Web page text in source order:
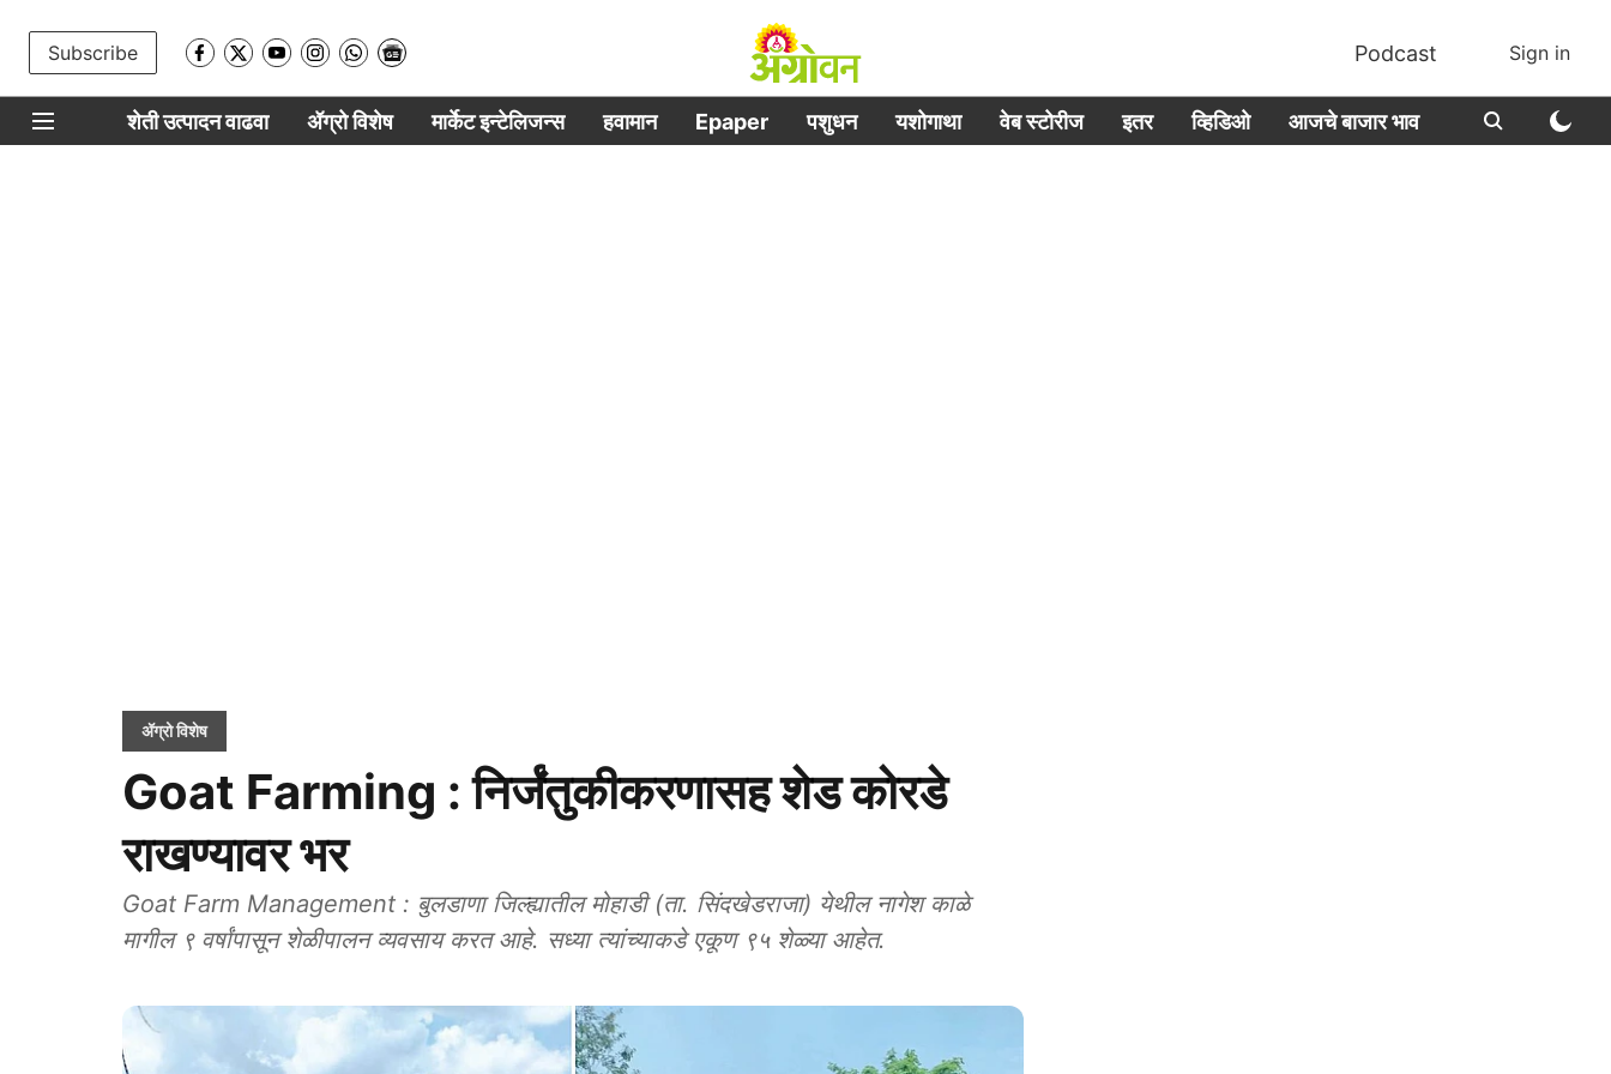
Subscribe Podcast Sign in
शेती उत्पादन वाढवा ॲग्रो विशेष मार्केट इन्टेलिजन्स हवामान Epaper पशुधन यशोगाथा वेब स्टोरीज इतर व्हिडिओ आजचे बाजार भाव
ॲग्रो विशेष
Goat Farming : निर्जंतुकीकरणासह शेड कोरडे
राखण्यावर भर
Goat Farm Management : बुलडाणा जिल्ह्यातील मोहाडी (ता. सिंदखेडराजा) येथील नागेश काळे
मागील ९ वर्षांपासून शेळीपालन व्यवसाय करत आहे. सध्या त्यांच्याकडे एकूण ९५ शेळ्या आहेत.